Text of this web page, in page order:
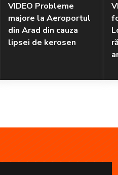
VIDEO Probleme
majore la Aeroportul
din Arad din cauza
lipsei de kerosen